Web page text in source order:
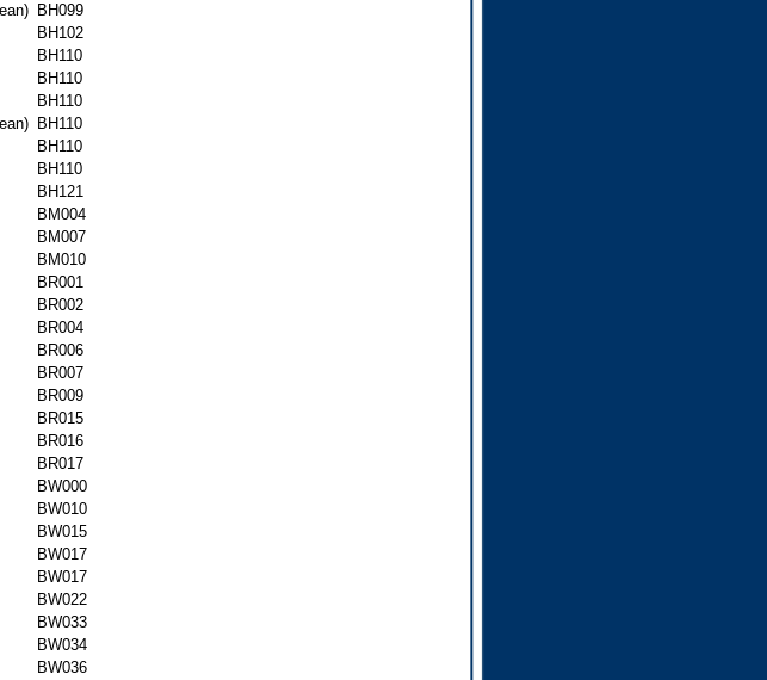
BH099
BH102
BH110
BH110
BH110
BH110
BH110
BH110
BH121
BM004
BM007
BM010
BR001
BR002
BR004
BR006
BR007
BR009
BR015
BR016
BR017
BW000
BW010
BW015
BW017
BW017
BW022
BW033
BW034
BW036